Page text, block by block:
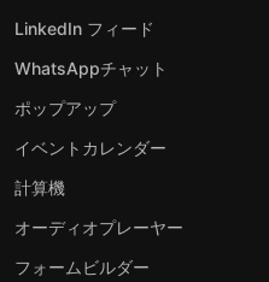
LinkedIn フィード
WhatsAppチャット
ポップアップ
イベントカレンダー
計算機
オーディオプレーヤー
フォームビルダー